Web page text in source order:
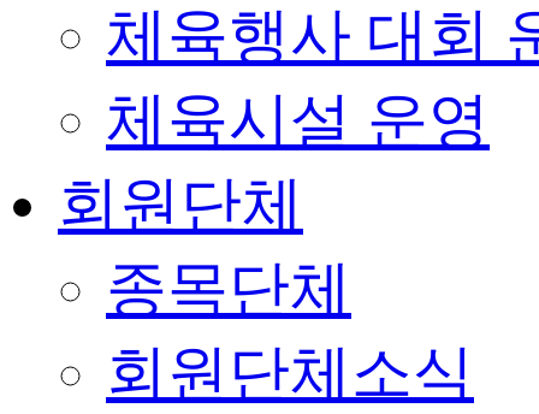
체육행사 대회
체육시설 운영
회원단체
종목단체
회원단체소식